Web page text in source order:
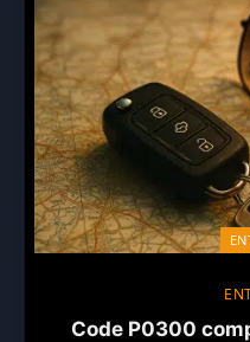
Code P0300